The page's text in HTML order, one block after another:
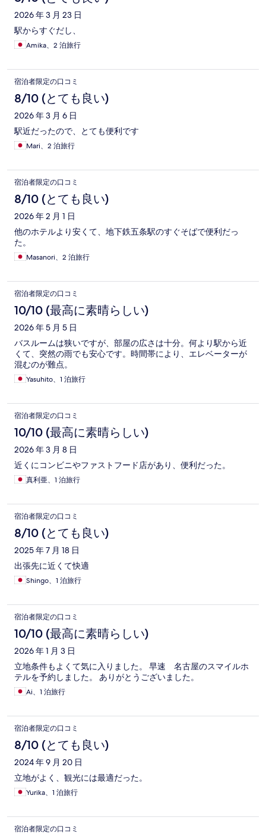
2026 年 3 月 23 日
駅からすぐだし、
Amika、2 泊旅行
宿泊者限定の口コミ
8/10 (とても良い)
2026 年 3 月 6 日
駅近だったので、とても便利です
Mari、2 泊旅行
宿泊者限定の口コミ
8/10 (とても良い)
2026 年 2 月 1 日
他のホテルより安くて、地下鉄五条駅のすぐそばで便利だっ
た。
Masanori、2 泊旅行
宿泊者限定の口コミ
10/10 (最高に素晴らしい)
2026 年 5 月 5 日
バスルームは狭いですが、部屋の広さは十分。何より駅から近
くて、突然の雨でも安心です。時間帯により、エレベーターが
混むのが難点。
Yasuhito、1 泊旅行
宿泊者限定の口コミ
10/10 (最高に素晴らしい)
2026 年 3 月 8 日
近くにコンビニやファストフード店があり、便利だった。
真利亜、1 泊旅行
宿泊者限定の口コミ
8/10 (とても良い)
2025 年 7 月 18 日
出張先に近くて快適
Shingo、1 泊旅行
宿泊者限定の口コミ
10/10 (最高に素晴らしい)
2026 年 1 月 3 日
立地条件もよくて気に入りました。 早速 名古屋のスマイルホ
テルを予約しました。 ありがとうございました。
Ai、1 泊旅行
宿泊者限定の口コミ
8/10 (とても良い)
2024 年 9 月 20 日
立地がよく、観光には最適だった。
Yurika、1 泊旅行
宿泊者限定の口コミ